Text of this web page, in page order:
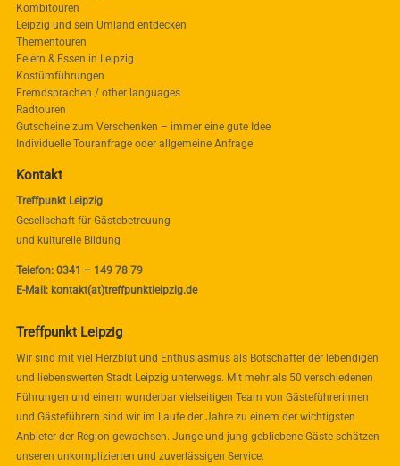
Kombitouren
Leipzig und sein Umland entdecken
Thementouren
Feiern & Essen in Leipzig
Kostümführungen
Fremdsprachen / other languages
Radtouren
Gutscheine zum Verschenken – immer eine gute Idee
Individuelle Touranfrage oder allgemeine Anfrage
Kontakt
Treffpunkt Leipzig
Gesellschaft für Gästebetreuung
und kulturelle Bildung
Telefon: 0341 – 149 78 79
E-Mail: kontakt(at)treffpunktleipzig.de
Treffpunkt Leipzig
Wir sind mit viel Herzblut und Enthusiasmus als Botschafter der lebendigen
und liebenswerten Stadt Leipzig unterwegs. Mit mehr als 50 verschiedenen
Führungen und einem wunderbar vielseitigen Team von Gästeführerinnen
und Gästeführern sind wir im Laufe der Jahre zu einem der wichtigsten
Anbieter der Region gewachsen. Junge und jung gebliebene Gäste schätzen
unseren unkomplizierten und zuverlässigen Service.